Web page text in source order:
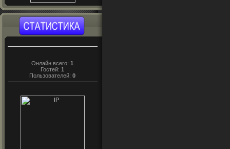
Онлайн всего:1
Гостей:1
Пользователей:0